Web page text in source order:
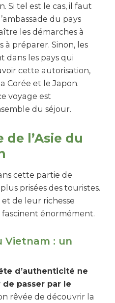
Si tel est le cas, il faut
du pays
les démarches à
à préparer. Sinon, les
dans les pays qui
cette autorisation,
Corée et le Japon.
voyage est
du séjour.
l’Asie du
cette partie de
prisées des touristes.
de leur richesse
énormément.
Vietnam : un
d’authenticité ne
passer par le
rêvée de découvrir la